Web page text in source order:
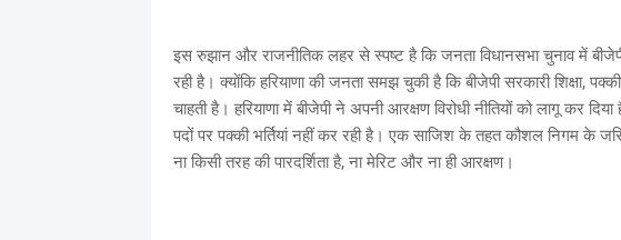
इस रुझान और राजनीतिक लहर से स्पष्ट है कि जनता विधानसभा चुनाव में
रही है। क्योंकि हरियाणा की जनता समझ चुकी है कि बीजेपी सरकारी शिक्षा,
चाहती है। हरियाणा में बीजेपी ने अपनी आरक्षण विरोधी नीतियों को लागू कर
पदों पर पक्की भर्तियां नहीं कर रही है। एक साजिश के तहत कौशल निगम के
ना किसी तरह की पारदर्शिता है, ना मेरिट और ना ही आरक्षण।